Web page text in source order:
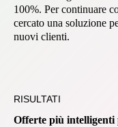
100%. Per continuare
cercato una soluzione
nuovi clienti.
RISULTATI
Offerte più intelligenti